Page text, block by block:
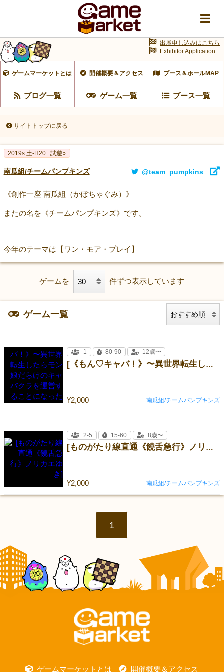
ゲームマーケットとは 開催概要＆アクセス ブース＆ホールMAP
ブログ一覧 ゲーム一覧 ブース一覧
出展申し込みはこちら
Exhibitor Application
サイトトップに戻る
2019s 土-H20 試遊○
南瓜組/チームパンプキンズ @team_pumpkins
《創作一座 南瓜組（かぼちゃぐみ）》
またの名を《チームパンプキンズ》です。
今年のテーマは【ワン・モア・プレイ】
ゲームを 件ずつ表示しています
ゲーム一覧
[《もん♡キャバ！》〜異世界転生したらモン娘だらけのキャバクラを運営することになった件〜]
¥2,000
1 80-90 12歳〜
南瓜組/チームパンプキンズ
[ものがたり線直通《饒舌急行》ノリカエゆき]
¥2,000
2-5 15-60 8歳〜
南瓜組/チームパンプキンズ
1
ゲームマーケットとは 開催概要＆アクセス